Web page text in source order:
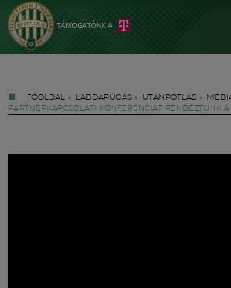
FŐOLDAL » LABDARÚGÁS » UTÁNPÓTLÁS »
PARTNERKAPCSOLATI KONFERENCIÁT RENDEZTÜNK